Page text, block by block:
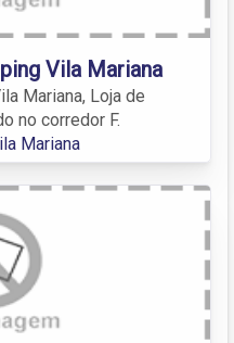
Vila Mariana
Mariana, Loja de
no corredor F.
Mariana